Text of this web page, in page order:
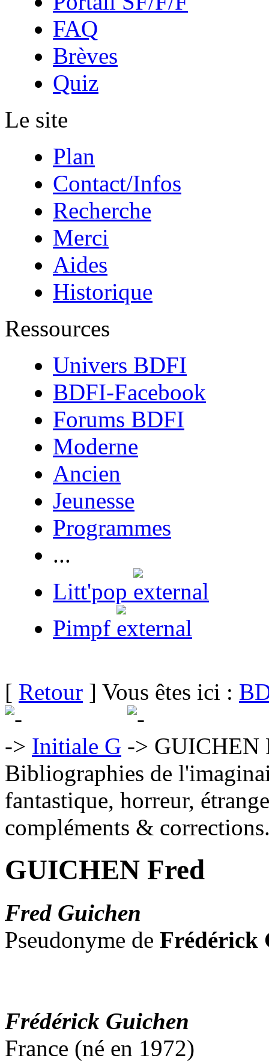
FAQ
Brèves
Quiz
Le site
Plan
Contact/Infos
Recherche
Merci
Aides
Historique
Ressources
Univers BDFI
BDFI-Facebook
Forums BDFI
Moderne
Ancien
Jeunesse
Programmes
...
Litt'pop
Pimpf
[ Retour ] Vous êtes ici :
Initiale G
GUICHEN
Bibliographies de
fantastique, horreur,
compléments &
GUICHEN Fred
Fred Guichen
Pseudonyme de Frédérick
Frédérick Guichen
France (né en 1972)